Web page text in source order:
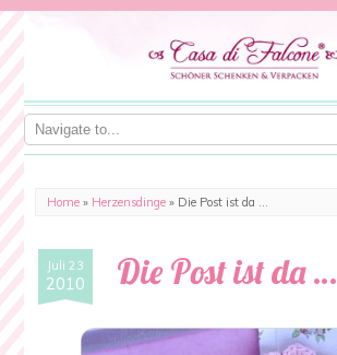
Home » Herzensdinge » Die Post ist da …
Juli 23
2010 Die Post ist da …